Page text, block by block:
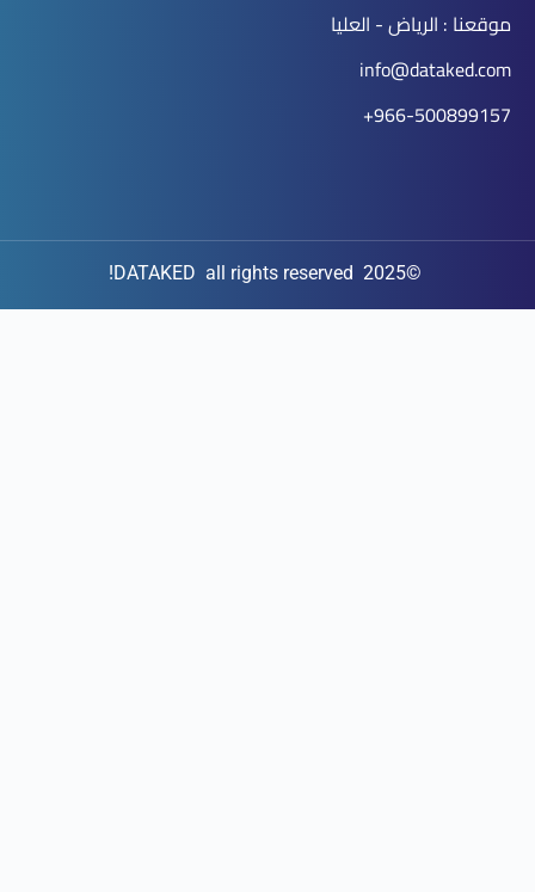
موقعنا : الرياض - العليا
info@dataked.com
966-500899157+
©2025 DATAKED all rights reserved!